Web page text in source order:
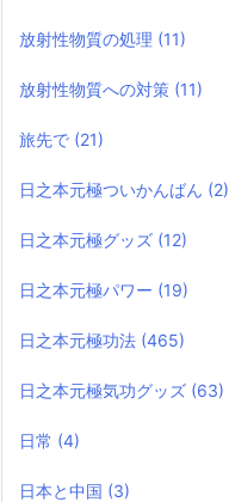
放射性物質の処理 (11)
放射性物質への対策 (11)
旅先で (21)
日之本元極ついかんばん (2)
日之本元極グッズ (12)
日之本元極パワー (19)
日之本元極功法 (465)
日之本元極気功グッズ (63)
日常 (4)
日本と中国 (3)